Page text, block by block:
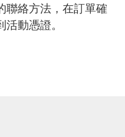
聯絡方法，在訂單確
動憑證。